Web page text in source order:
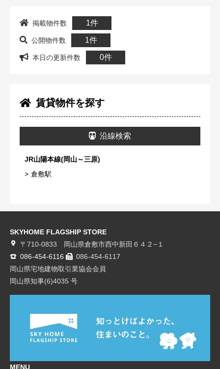
掲載物件数 1件
公開物件数 1件
本日の更新件数 0件
賃貸物件を探す
沿線検索
JR山陽本線(岡山～三原)
倉敷駅
SKYHOME FLAGSHIP STORE
〒710-0833 岡山県倉敷市西中新田６４２−１
086-454-6116
086-454-6117
岡山県宅地建物取引業協会会員
岡山県知事(6)4035 号
MENU